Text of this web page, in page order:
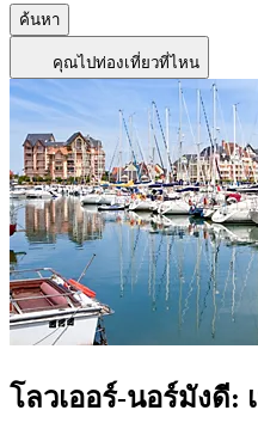
ค้นหา
คุณไปท่องเที่ยวที่ไหน
โลวเออร์-นอร์มังดี: